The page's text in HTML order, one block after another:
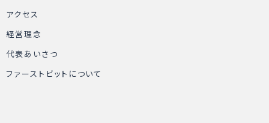
アクセス
経営理念
代表あいさつ
ファーストビットについて